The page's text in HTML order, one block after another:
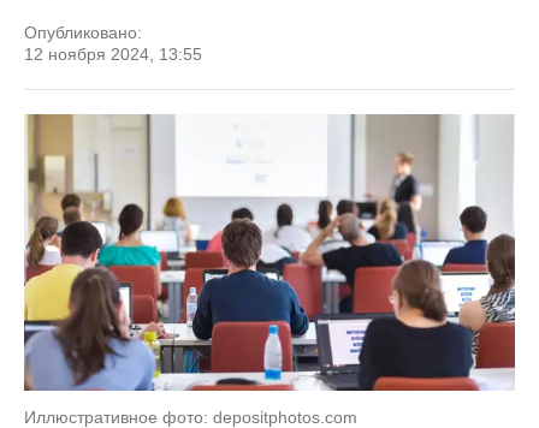
Опубликовано:
12 ноября 2024, 13:55
Иллюстративное фото: depositphotos.com